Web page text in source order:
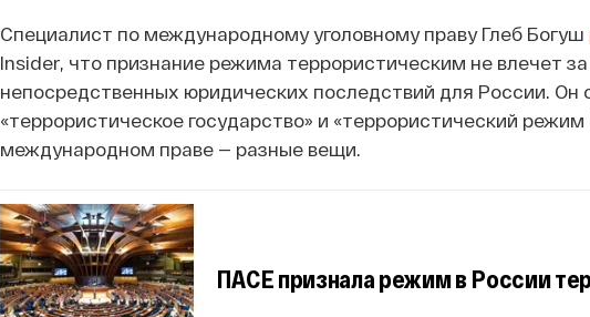
Специалист по международному уголовному праву Глеб Богуш
Insider, что признание режима террористическим не влечет за
непосредственных юридических последствий для России. Он
«террористическое государство» и «террористический режим
международном праве — разные вещи.
ПАСЕ признала режим в России